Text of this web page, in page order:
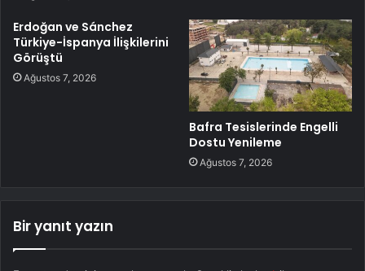
Erdoğan ve Sánchez
Türkiye-İspanya İlişkilerini
Görüştü
Ağustos 7, 2026
Bafra Tesislerinde Engelli
Dostu Yenileme
Ağustos 7, 2026
Bir yanıt yazın